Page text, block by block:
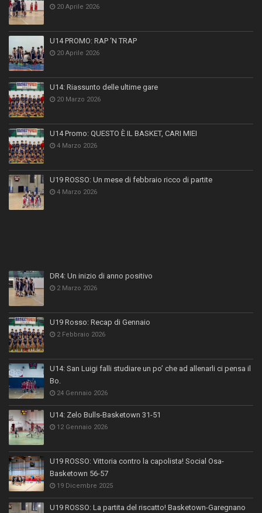
20 Aprile 2026
U14 PROMO: RAP ‘N TRAP
20 Aprile 2026
U14: Riassunto delle ultime gare
20 Marzo 2026
U14 Promo: QUESTO È IL BASKET, CARI MIEI
4 Marzo 2026
U19 ROSSO: Un mese di febbraio ricco di partite
4 Marzo 2026
DR4: Un inizio di anno positivo
2 Marzo 2026
U19 Rosso: Recap di Gennaio
2 Febbraio 2026
U14: San Luigi falli studiare un po’ che ad allenarli ci pensa il
Bo.
24 Gennaio 2026
U14: Zelo Bulls-Basketown 31-51
12 Gennaio 2026
U19 ROSSO: Vittoria contro la capolista! Social Osa-
Basketown 56-57
19 Dicembre 2025
U19 ROSSO: La partita del riscatto! Basketown-Garegnano